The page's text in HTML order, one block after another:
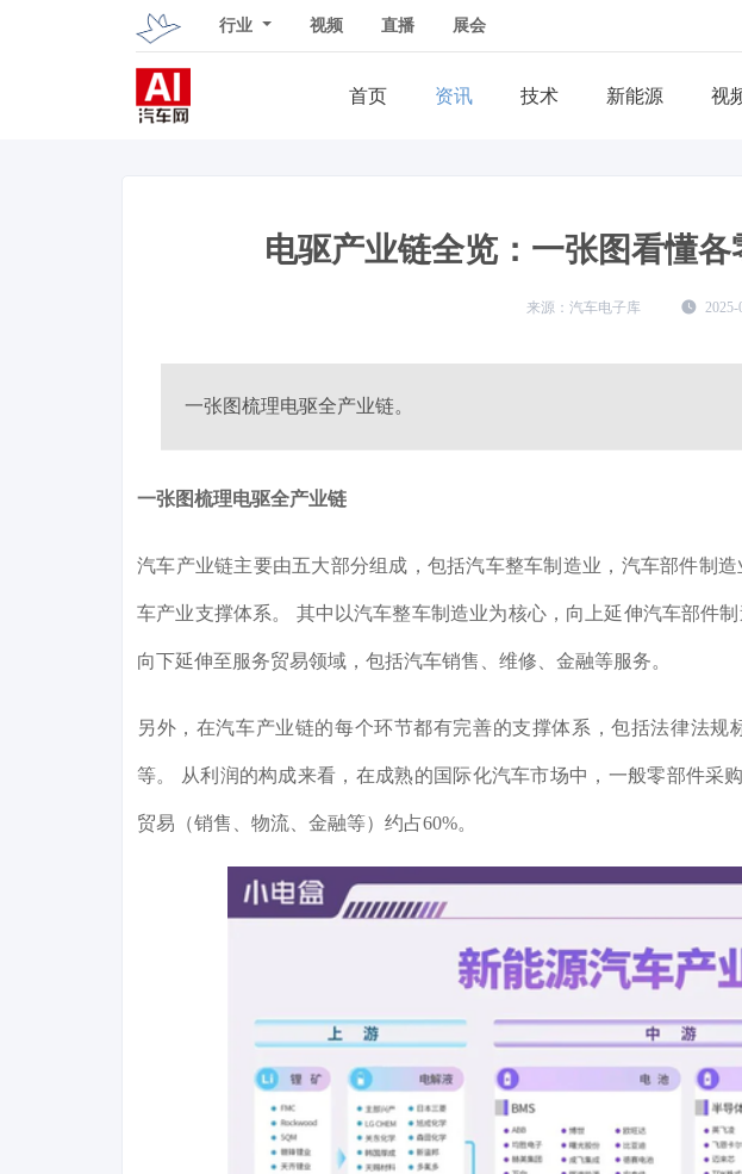
行业 视频 直播 展会
首页 资讯 技术 视
电驱产业链全览：一张图看懂
汽车电子库 2025-
一张图梳理电驱全产业链。
一张图梳理电驱全产业链
汽车产业链主要由五大部分组成，包括汽车整车制造业，汽车部件制
车产业支撑体系。 其中以汽车整车制造业为核心，向上延伸汽车部件
向下延伸至服务贸易领域，包括汽车销售、维修、金融等服务。
另外，在汽车产业链的每个环节都有完善的支撑体系，包括法律法
等。 从利润的构成来看，在成熟的国际化汽车市场中，一般零部件采
贸易（销售、物流、金融等）约占60%。